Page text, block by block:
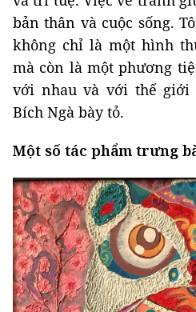
bản thân và cuộc sống.
không chỉ là một hình
mà còn là một phương
với nhau và với thế giới
Bích Ngà bày tỏ.
Một số tác phẩm trưng